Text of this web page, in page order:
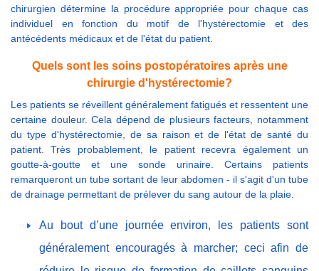
chirurgien détermine la procédure appropriée pour chaque cas
individuel en fonction du motif de l'hystérectomie et des
antécédents médicaux et de l'état du patient.
Quels sont les soins postopératoires après une
chirurgie d'hystérectomie?
Les patients se réveillent généralement fatigués et ressentent une
certaine douleur. Cela dépend de plusieurs facteurs, notamment
du type d'hystérectomie, de sa raison et de l'état de santé du
patient. Très probablement, le patient recevra également un
goutte-à-goutte et une sonde urinaire. Certains patients
remarqueront un tube sortant de leur abdomen - il s'agit d'un tube
de drainage permettant de prélever du sang autour de la plaie.
Au bout d’une journée environ, les patients sont
généralement encouragés à marcher; ceci afin de